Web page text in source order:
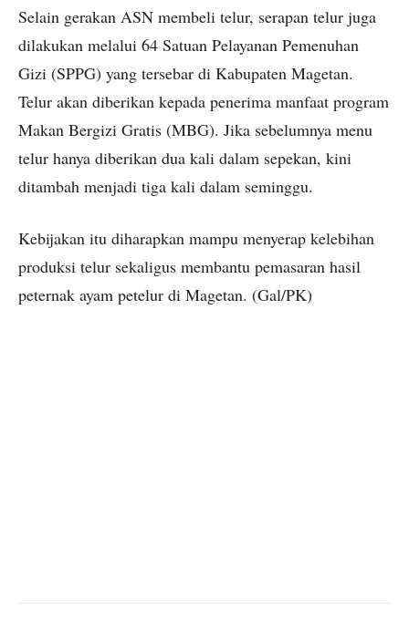
Selain gerakan ASN membeli telur, serapan telur juga
dilakukan melalui 64 Satuan Pelayanan Pemenuhan
Gizi (SPPG) yang tersebar di Kabupaten Magetan.
Telur akan diberikan kepada penerima manfaat program
Makan Bergizi Gratis (MBG). Jika sebelumnya menu
telur hanya diberikan dua kali dalam sepekan, kini
ditambah menjadi tiga kali dalam seminggu.
Kebijakan itu diharapkan mampu menyerap kelebihan
produksi telur sekaligus membantu pemasaran hasil
peternak ayam petelur di Magetan. (Gal/PK)